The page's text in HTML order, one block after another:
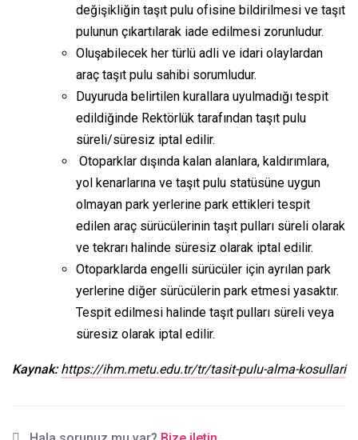
değişikliğin taşıt pulu ofisine bildirilmesi ve taşıt
pulunun çıkartılarak iade edilmesi zorunludur.
Oluşabilecek her türlü adli ve idari olaylardan
araç taşıt pulu sahibi sorumludur.
Duyuruda belirtilen kurallara uyulmadığı tespit
edildiğinde Rektörlük tarafından taşıt pulu
süreli/süresiz iptal edilir.
Otoparklar dışında kalan alanlara, kaldırımlara,
yol kenarlarına ve taşıt pulu statüsüne uygun
olmayan park yerlerine park ettikleri tespit
edilen araç sürücülerinin taşıt pulları süreli olarak
ve tekrarı halinde süresiz olarak iptal edilir.
Otoparklarda engelli sürücüler için ayrılan park
yerlerine diğer sürücülerin park etmesi yasaktır.
Tespit edilmesi halinde taşıt pulları süreli veya
süresiz olarak iptal edilir.
Kaynak: https://ihm.metu.edu.tr/tr/tasit-pulu-alma-kosullari